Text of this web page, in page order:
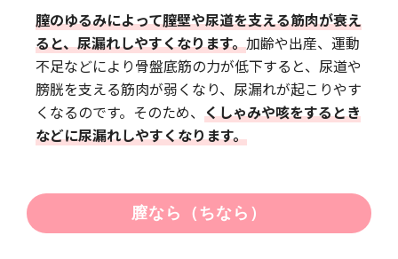
膣のゆるみによって膣壁や尿道を支える筋肉が衰え
ると、尿漏れしやすくなります。加齢や出産、運動
不足などにより骨盤底筋の力が低下すると、尿道や
膀胱を支える筋肉が弱くなり、尿漏れが起こりやす
くなるのです。そのため、 くしゃみや咳をするとき
などに尿漏れしやすくなります。
膣なら（ちなら）